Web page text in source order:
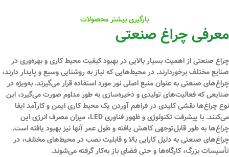
بارگیری بیشتر محصولات
معرفی چراغ‌ صنعتی
چراغ‌ صنعتی از اهمیت بسیار بالایی در بهبود کیفیت محیط کاری و بهره‌وری در
صنایع مختلف برخوردارند. در محیط‌هایی که نیاز به روشنایی وسیع و پایدار دارند،
چراغ‌های صنعتی به عنوان منبع اصلی نور مورد استفاده قرار می‌گیرند. به‌ویژه در
صنایعی که فعالیت‌های تولیدی و ذخیره‌سازی به طور مداوم صورت می‌گیرد، این
نوع چراغ‌ها نقشی کلیدی در فراهم آوردن یک محیط کاری ایمن و کارآمد ایفا
می‌کنند. با پیشرفت تکنولوژی و ظهور فناوری LED، میزان مصرف انرژی این
چراغ‌ها به طور قابل‌توجهی کاهش یافته و طول عمر آنها نیز بهبود یافته است.
چراغ‌های صنعتی به دلیل کارایی بالا و قابلیت نصب در محیط‌های مختلف، در
تأسیسات بزرگ، کارگاه‌ها و حتی فضای باز به‌کار گرفته می‌شوند.